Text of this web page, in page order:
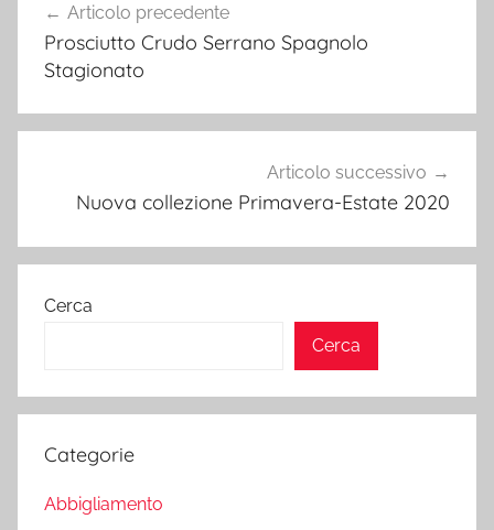
articoli
Articolo precedente
Prosciutto Crudo Serrano Spagnolo
Stagionato
Articolo successivo
Nuova collezione Primavera-Estate 2020
Cerca
Cerca
Categorie
Abbigliamento